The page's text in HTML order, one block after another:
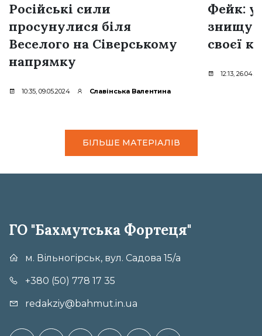
Російські сили
просунулися біля
Веселого на Сіверському
напрямку
10:35, 09.05.2024 Славінська Валентина
Фейк:
своєї
12:13,
БІЛЬШЕ МАТЕРІАЛІВ
ГО "Бахмутська Фортеця"
м. Вільногірськ, вул. Садова 15/а
+380 (50) 778 17 35
redakziy@bahmut.in.ua